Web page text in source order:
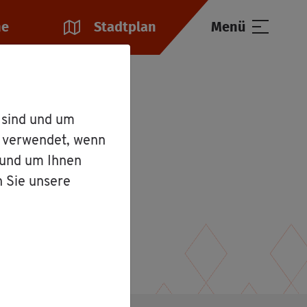
und um
wenn
um Ihnen
Sie unsere
Stadt­plan Menü